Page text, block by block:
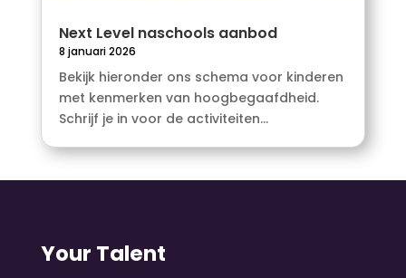
Next Level naschools aanbod
8 januari 2026
Bekijk hieronder ons schema voor kinderen
met kenmerken van hoogbegaafdheid.
Schrijf je in voor de activiteiten...
Your Talent